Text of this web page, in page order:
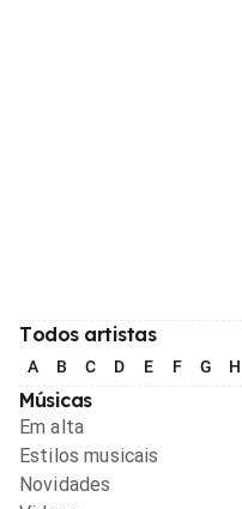
Todos artistas
A B C D E F G H
Músicas
Em alta
Estilos musicais
Novidades